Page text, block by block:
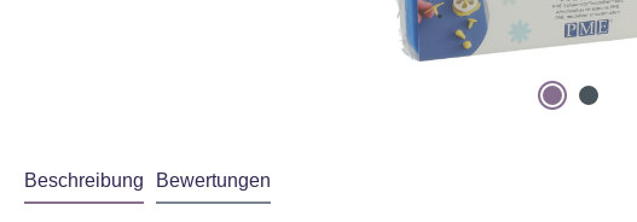
Beschreibung Bewertungen